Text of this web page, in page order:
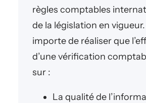
règles comptables
de la législation en
importe de réaliser que
d’une vérification
sur :
La qualité de